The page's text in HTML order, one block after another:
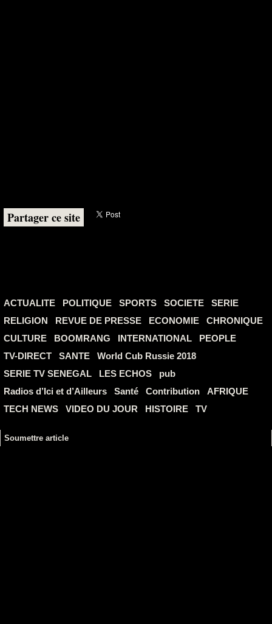
Partager ce site
ACTUALITE POLITIQUE SPORTS SOCIETE
SERIE
RELIGION
REVUE DE PRESSE ECONOMIE
CHRONIQUE
CULTURE
BOOMRANG INTERNATIONAL
PEOPLE
TV-DIRECT
SANTE
World Cub Russie 2018
SERIE TV SENEGAL
LES ECHOS
pub
Radios d’Ici et d’Ailleurs
Santé Contribution
AFRIQUE
TECH NEWS
VIDEO DU JOUR HISTOIRE TV
Soumettre article